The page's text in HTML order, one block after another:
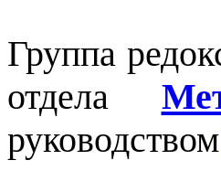
Группа
отдела
руководством